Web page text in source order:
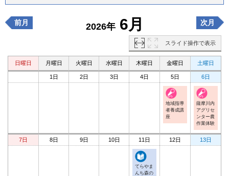
前月 2026年 6月 次月
スライド操作で表示
日曜日 月曜日 火曜日 水曜日 木曜日 金曜日 土曜日
1日 2日 3日 4日 5日 6日
地域指導
者養成講
座
薩摩川内
アグリセ
ンター農
作業体験
7日 8日 9日 10日 11日 12日 13日
てらやま
んち森の